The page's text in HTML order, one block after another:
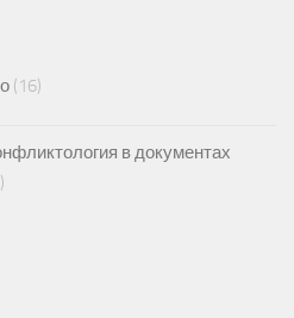
(16)
в документах